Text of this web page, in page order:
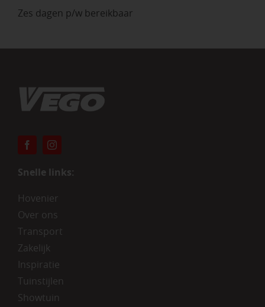
Zes dagen p/w bereikbaar
Snelle links:
Hovenier
Over ons
Transport
Zakelijk
Inspiratie
Tuinstijlen
Showtuin